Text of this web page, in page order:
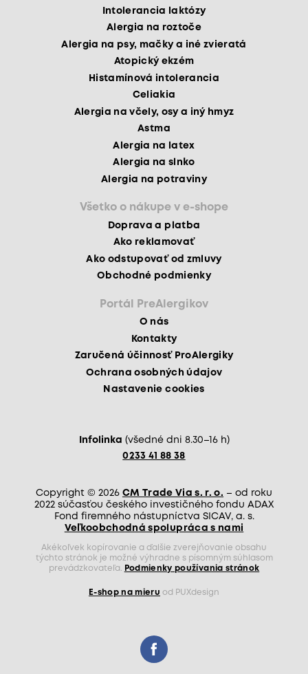
Intolerancia laktózy
Alergia na roztoče
Alergia na psy, mačky a iné zvieratá
Atopický ekzém
Histamínová intolerancia
Celiakia
Alergia na včely, osy a iný hmyz
Astma
Alergia na latex
Alergia na slnko
Alergia na potraviny
Všetko o nákupe v e-shope
Doprava a platba
Ako reklamovať
Ako odstupovať od zmluvy
Obchodné podmienky
Portál PreAlergikov
O nás
Kontakty
Zaručená účinnosť ProAlergiky
Ochrana osobných údajov
Nastavenie cookies
Infolinka (všedné dni 8.30–16 h)
0233 41 88 38
Copyright © 2026 CM Trade Via s. r. o. – od roku
2022 súčasťou českého investičného fondu ADAX
Fond firemného nástupníctva SICAV, a. s.
Veľkoobchodná spolupráca s nami
Akékoľvek kopírovanie a ďalšie zverejňovanie obsahu
týchto stránok je možné výhradne s písomným súhlasom
prevádzkovateľa.
Podmienky používania stránok
E-shop na mieru od PUXdesign